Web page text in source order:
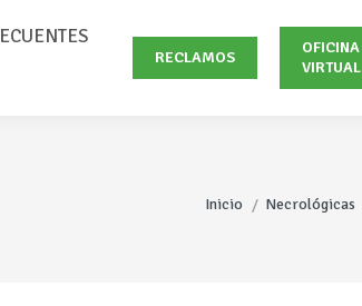
RECLAMOS
OFICINA
VIRTUAL
Estás aquí:
Inicio Necrológicas